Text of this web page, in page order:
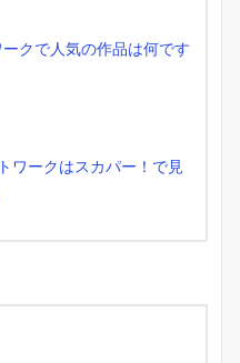
クで人気の作品は何です
ワークはスカパー！で見